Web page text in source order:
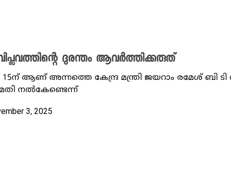
ദുരന്തം ആവർത്തിക്കരുത്
ആണ് അന്നത്തെ കേന്ദ്ര മന്ത്രി ജയറാം രമേശ് ബി
നൽകേണ്ടെന്ന്
3, 2025